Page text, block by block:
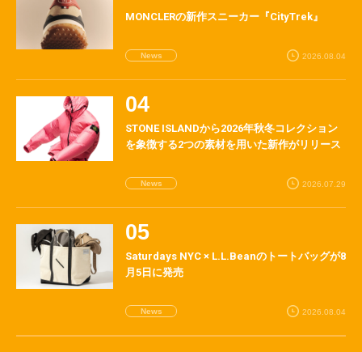
MONCLERの新作スニーカー『CityTrek』
News 2026.08.04
STONE ISLANDから2026年秋冬コレクション
を象徴する2つの素材を用いた新作がリリース
News 2026.07.29
Saturdays NYC × L.L.Beanのトートバッグが8
月5日に発売
News 2026.08.04